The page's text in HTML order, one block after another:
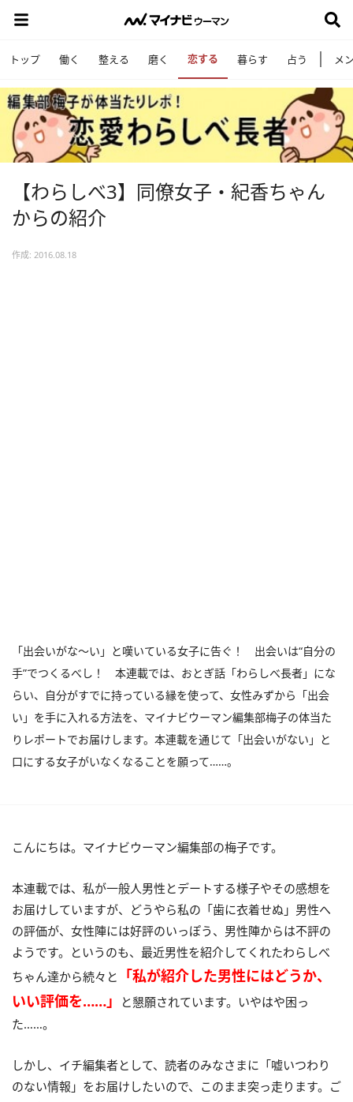
トップ 働く 整える 磨く 恋する 暮らす 占う メ
【わらしべ3】同僚女子・紀香ちゃん
からの紹介
作成: 2016.08.18
「出会いがな～い」と嘆いている女子に告ぐ！ 出会いは“自分の
手”でつくるべし！ 本連載では、おとぎ話「わらしべ長者」にな
らい、自分がすでに持っている縁を使って、女性みずから「出会
い」を手に入れる方法を、マイナビウーマン編集部梅子の体当た
りレポートでお届けします。本連載を通じて「出会いがない」と
口にする女子がいなくなることを願って……。
こんにちは。マイナビウーマン編集部の梅子です。
本連載では、私が一般人男性とデートする様子やその感想を
お届けしていますが、どうやら私の「歯に衣着せぬ」男性へ
の評価が、女性陣には好評のいっぽう、男性陣からは不評の
ようです。というのも、最近男性を紹介してくれたわらしべ
ちゃん達から続々と
「私が紹介した男性にはどうか、
いい評価を……」
と懇願されています。いやはや困っ
た……。
しかし、イチ編集者として、読者のみなさまに「嘘いつわり
のない情報」をお届けしたいので、このまま突っ走ります。ご